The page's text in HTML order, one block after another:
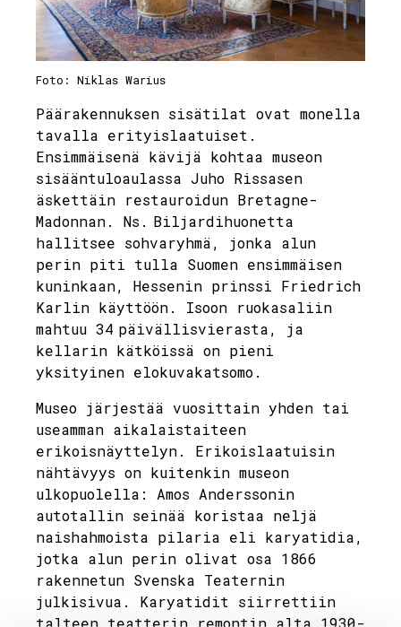
Foto: Niklas Warius
Päärakennuksen sisätilat ovat monella
tavalla erityislaatuiset.
Ensimmäisenä kävijä kohtaa museon
sisääntuloaulassa Juho Rissasen
äskettäin restauroidun Bretagne-
Madonnan. Ns. Biljardihuonetta
hallitsee sohvaryhmä, jonka alun
perin piti tulla Suomen ensimmäisen
kuninkaan, Hessenin prinssi Friedrich
Karlin käyttöön. Isoon ruokasaliin
mahtuu 34 päivällisvierasta, ja
kellarin kätköissä on pieni
yksityinen elokuvakatsomo.
Museo järjestää vuosittain yhden tai
useamman aikalaistaiteen
erikoisnäyttelyn. Erikoislaatuisin
nähtävyys on kuitenkin museon
ulkopuolella: Amos Anderssonin
autotallin seinää koristaa neljä
naishahmoista pilaria eli karyatidia,
jotka alun perin olivat osa 1866
rakennetun Svenska Teaternin
julkisivua. Karyatidit siirrettiin